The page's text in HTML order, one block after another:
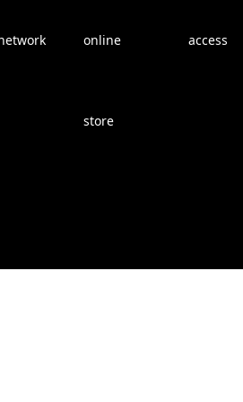
online
store
access